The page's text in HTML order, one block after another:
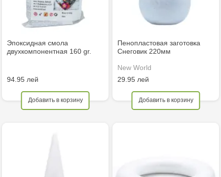
Эпоксидная смола
двухкомпонентная 160 gr.
94.95 лей
Добавить в корзину
Пенопластовая заготовка
Снеговик 220мм
New World
29.95 лей
Добавить в корзину